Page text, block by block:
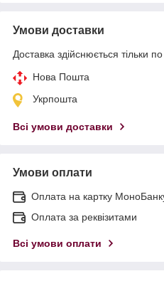
Умови доставки
Доставка здійснюється тільки
Нова Пошта
Укрпошта
Всі умови доставки
Умови оплати
Оплата на картку
Оплата за реквізитами
Всі умови оплати